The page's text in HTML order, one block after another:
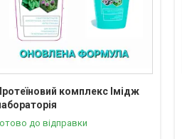
комплекс Імідж
до відправки